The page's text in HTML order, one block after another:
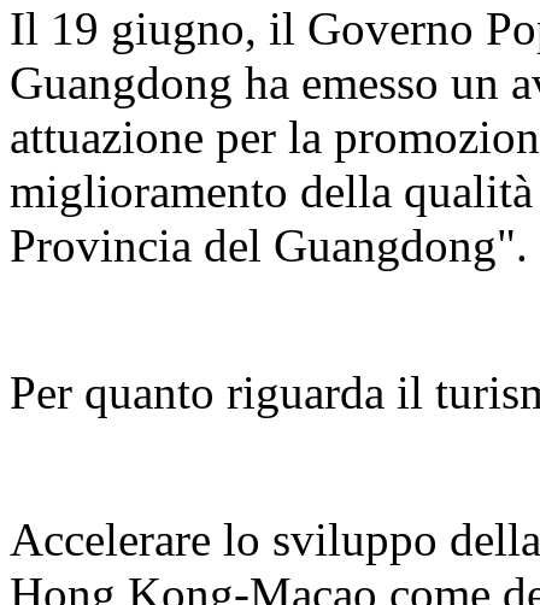
Il 19 giugno, il Governo
Guangdong ha emesso un
attuazione per la
miglioramento della
Provincia del Guangdong".
Per quanto riguarda il
Accelerare lo sviluppo
Hong Kong-Macao come